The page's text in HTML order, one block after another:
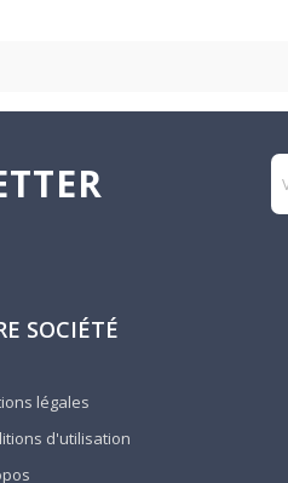
SOCIÉTÉ
légales
d'utilisation